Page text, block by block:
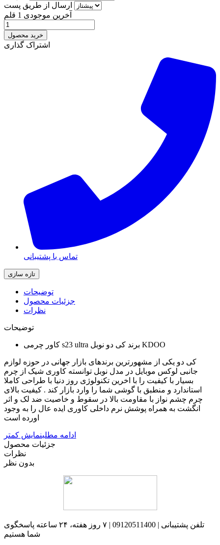
ارسال از طریق پست
آخرین موجودی 1 قلم
خرید محصول
اشتراک گذاری
تماس با پشتیبانی
توضیحات
جزئیات محصول
نظرات
توضیحات
کاور چرمی s23 ultra برند کی دو نوبل KDOO
کی دو یکی از مشهورترین برندهای بازار جهانی در حوزه لوازم
جانبی لوکس موبایل در مدل نوبل توانسته کاوری شیک از چرم
بسیار با کیفیت را با اخرین تکنولوژی روز دنیا با طراحی کاملا
استاندارد و منطبق با گوشی شما را وارد بازار کند . کیفیت بالای
چرم چشم نواز با مقاومت بالا در سقوط و خاصیت ضد لک و اثر
انگشت به همراه پوشش نرم داخلی کاوری ایده عال را به وجود
اورده است
ادامه مطلبنمایش کمتر
جزئیات محصول
نظرات
بدون نظر
تلفن پشتیبانی | 09120511400 | ۷ روز هفته، ۲۴ ساعته پاسخگوی
شما هستیم